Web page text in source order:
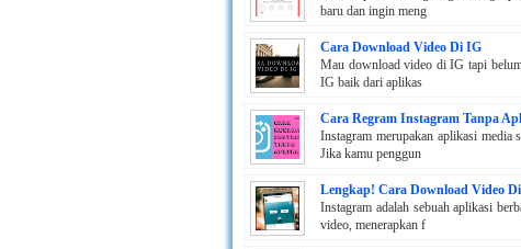
baru dan ingin meng
Cara Download Video Di IG
Mau download video di IG tapi
IG baik dari aplikas
Cara Regram Instagram Tanpa
Instagram merupakan aplikasi media
Jika kamu penggun
Lengkap! Cara Download Video
Instagram adalah sebuah aplikasi
video, menerapkan f